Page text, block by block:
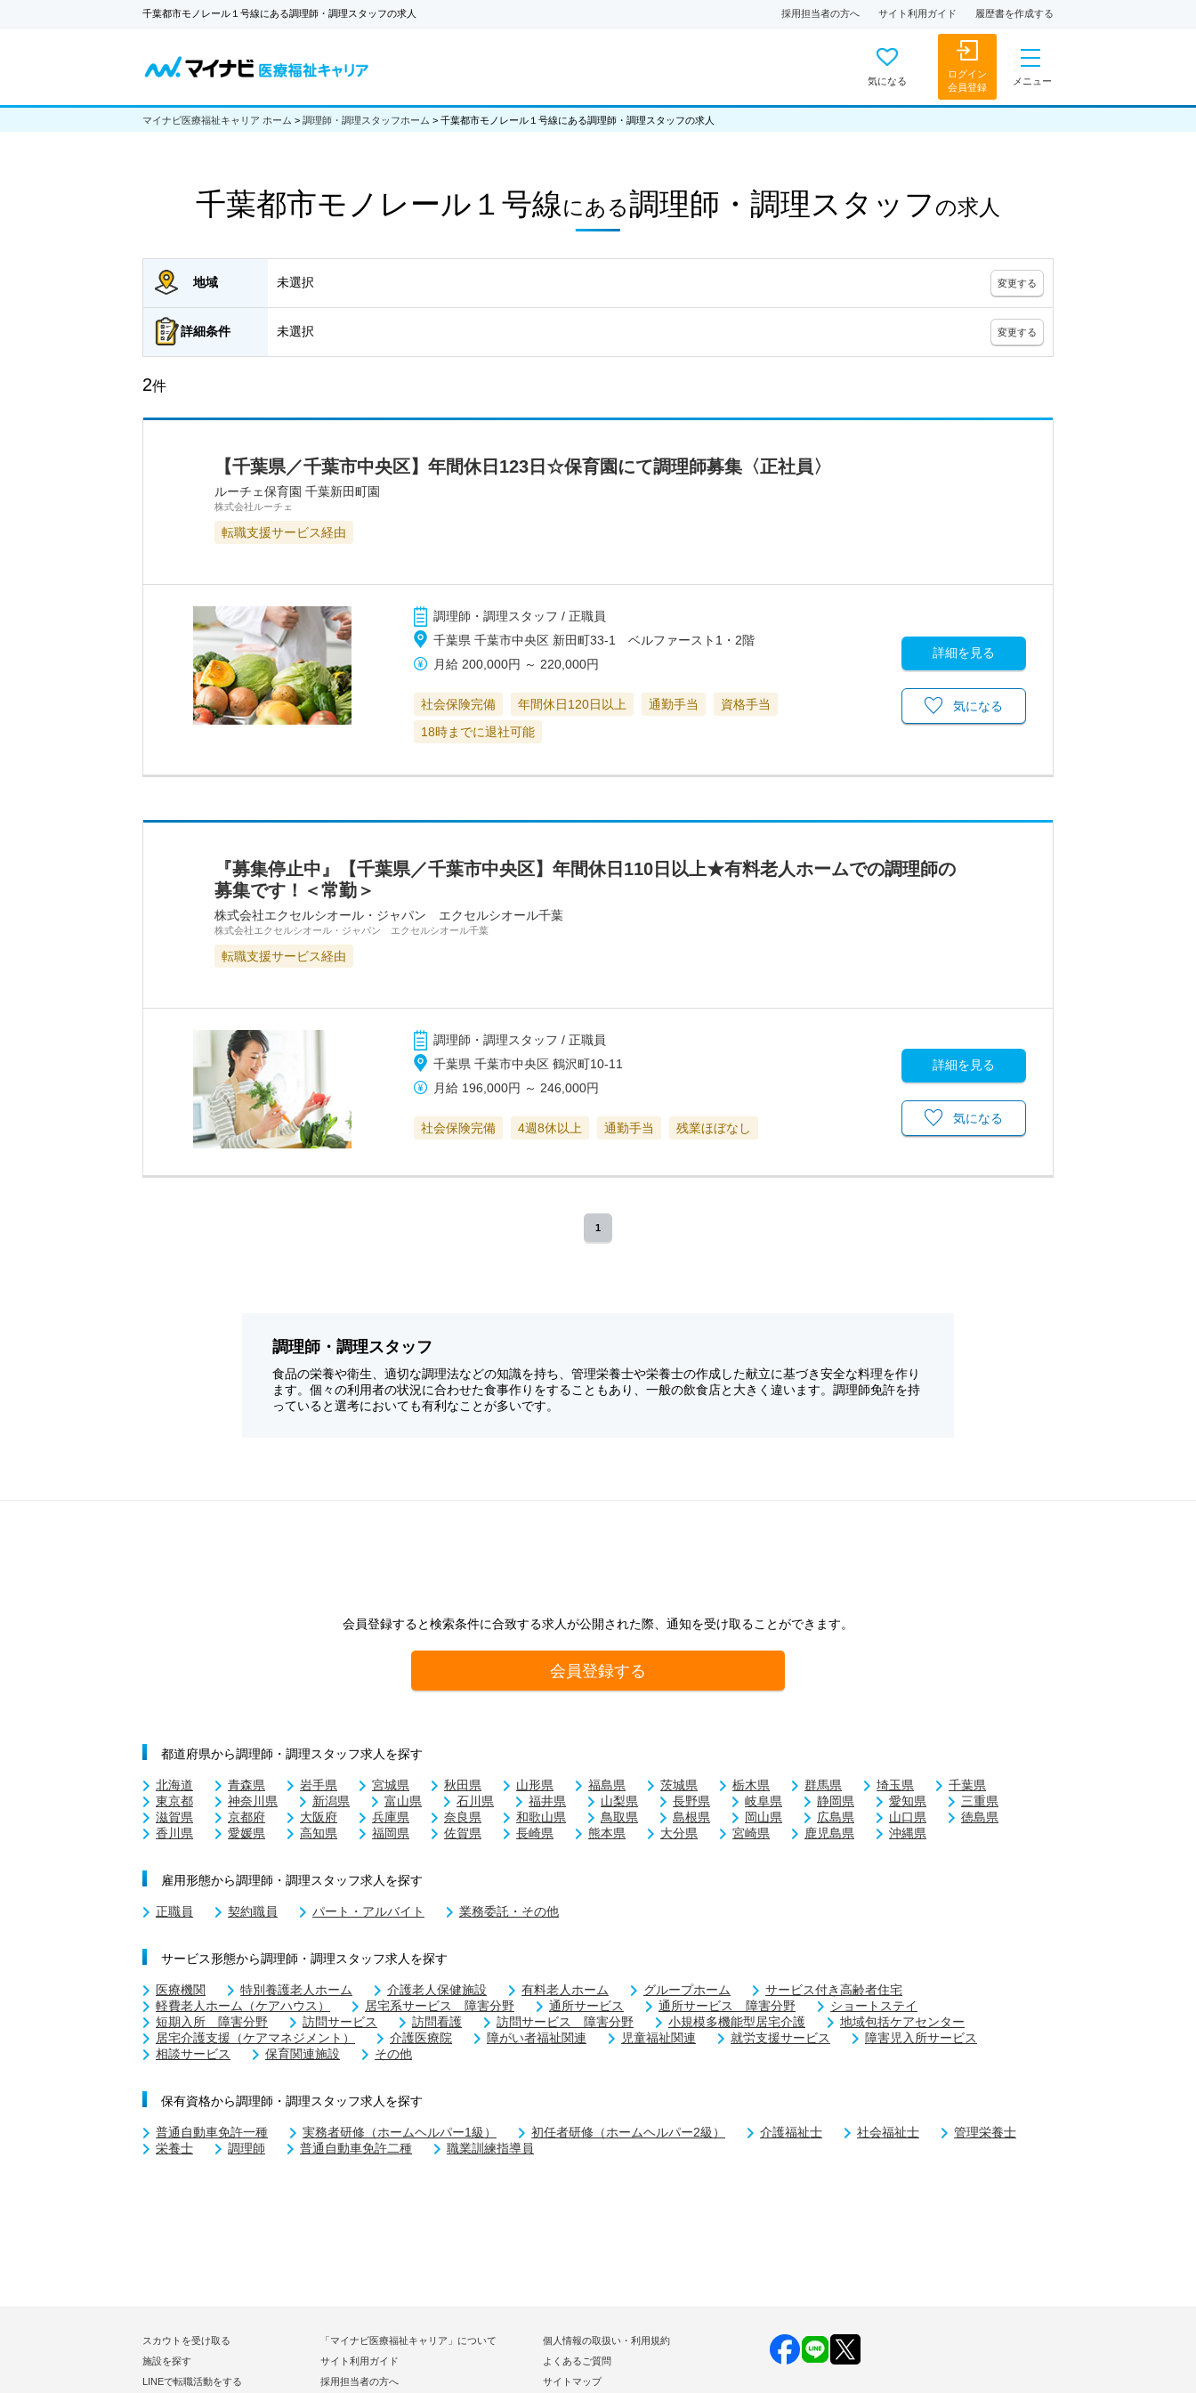
千葉都市モノレール１号線にある調理師・調理スタッフの求人 採用担当者の方へ サイト利用ガイド 履歴書を作成する
気になる
ログイン
会員登録
メニュー
マイナビ医療福祉キャリア ホーム > 調理師・調理スタッフホーム > 千葉都市モノレール１号線にある調理師・調理スタッフの求人
千葉都市モノレール１号線にある調理師・調理スタッフ の求人
地域 未選択 変更する
詳細条件 未選択 変更する
2件
【千葉県／千葉市中央区】年間休日123日☆保育園にて調理師募集〈正社員〉
ルーチェ保育園 千葉新田町園
株式会社ルーチェ
転職支援サービス経由
調理師・調理スタッフ / 正職員
千葉県 千葉市中央区 新田町33-1 ベルファースト1・2階
月給 200,000円 ～ 220,000円
社会保険完備 年間休日120日以上 通勤手当
資格手当
18時までに退社可能
詳細を見る
気になる
『募集停止中』【千葉県／千葉市中央区】年間休日110日以上★有料老人ホームでの調理師の
募集です！＜常勤＞
株式会社エクセルシオール・ジャパン エクセルシオール千葉
株式会社エクセルシオール・ジャパン エクセルシオール千葉
転職支援サービス経由
調理師・調理スタッフ / 正職員
千葉県 千葉市中央区 鶴沢町10-11
月給 196,000円 ～ 246,000円
社会保険完備 4週8休以上 通勤手当 残業ほぼなし
詳細を見る
気になる
1
調理師・調理スタッフ
食品の栄養や衛生、適切な調理法などの知識を持ち、管理栄養士や栄養士の作成した献立に基づき安全な料理を作り
ます。個々の利用者の状況に合わせた食事作りをすることもあり、一般の飲食店と大きく違います。調理師免許を持
っていると選考においても有利なことが多いです。
会員登録すると検索条件に合致する求人が公開された際、通知を受け取ることができます。
会員登録する
都道府県から調理師・調理スタッフ求人を探す
北海道 青森県 岩手県 宮城県 秋田県 山形県 福島県 茨城県 栃木県 群馬県 埼玉県
千葉県
東京都
神奈川県 新潟県 富山県 石川県 福井県 山梨県 長野県 岐阜県 静岡県 愛知県
三重県
滋賀県
京都府 大阪府 兵庫県 奈良県 和歌山県 鳥取県 島根県 岡山県 広島県 山口県
徳島県
香川県
愛媛県 高知県 福岡県 佐賀県 長崎県 熊本県 大分県 宮崎県 鹿児島県 沖縄県
雇用形態から調理師・調理スタッフ求人を探す
正職員 契約職員 パート・アルバイト 業務委託・その他
サービス形態から調理師・調理スタッフ求人を探す
医療機関 特別養護老人ホーム 介護老人保健施設 有料老人ホーム グループホーム
サービス付き高齢者住宅
軽費老人ホーム（ケアハウス）
居宅系サービス 障害分野 通所サービス 通所サービス 障害分野
ショートステイ
短期入所 障害分野
訪問サービス 訪問看護 訪問サービス 障害分野 小規模多機能型居宅介護
地域包括ケアセンター
居宅介護支援（ケアマネジメント）
介護医療院 障がい者福祉関連 児童福祉関連 就労支援サービス
障害児入所サービス
相談サービス
保育関連施設 その他
保有資格から調理師・調理スタッフ求人を探す
普通自動車免許一種 実務者研修（ホームヘルパー1級） 初任者研修（ホームヘルパー2級） 介護福祉士 社会福祉士
管理栄養士
栄養士
調理師 普通自動車免許二種 職業訓練指導員
スカウトを受け取る
施設を探す
LINEで転職活動をする
「マイナビ医療福祉キャリア」について
サイト利用ガイド
採用担当者の方へ
個人情報の取扱い・利用規約
よくあるご質問
サイトマップ